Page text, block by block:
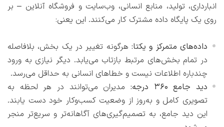
انبارداری، تولید، منابع انسانی، وب‌سایت و فروشگاه آنلاین – بر
روی یک پایگاه داده مشترک کار می‌کنند. این یعنی:
داده‌های متمرکز و یکتا: هرگونه تغییر در یک بخش، بلافاصله
در تمام بخش‌های مرتبط بازتاب می‌یابد. دیگر نیازی به ورود
چندباره اطلاعات نیست و خطاهای انسانی به حداقل می‌رسد.
دید جامع 360 درجه:
مدیران می‌توانند در هر لحظه به
تصویری کامل و به‌روز از وضعیت کسب‌وکار خود دست یابند.
این دید جامع، به تصمیم‌گیری‌های آگاهانه‌تر و سریع‌تر منجر